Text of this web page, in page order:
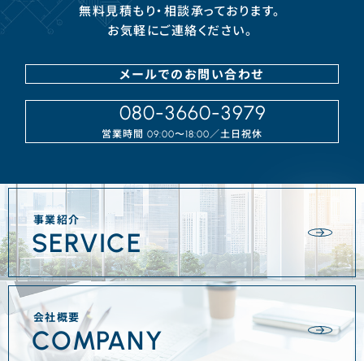
無料見積もり・相談承っております。
お気軽にご連絡ください。
メールでのお問い合わせ
080-3660-3979
営業時間09:00〜18:00 ／⼟⽇祝休
事業紹介
SERVICE
会社概要
COMPANY